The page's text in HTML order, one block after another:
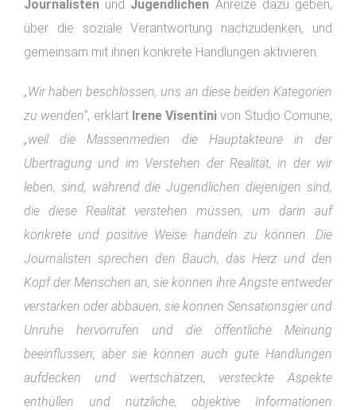
Journalisten und Jugendlichen Anreize dazu geben,
über die soziale Verantwortung nachzudenken, und
gemeinsam mit ihnen konkrete Handlungen aktivieren.
„Wir haben beschlossen, uns an diese beiden Kategorien
zu wenden“, erklärt Irene Visentini von Studio Comune,
„weil die Massenmedien die Hauptakteure in der
Übertragung und im Verstehen der Realität, in der wir
leben, sind, während die Jugendlichen diejenigen sind,
die diese Realität verstehen müssen, um darin auf
konkrete und positive Weise handeln zu können. Die
Journalisten sprechen den Bauch, das Herz und den
Kopf der Menschen an, sie können ihre Ängste entweder
verstärken oder abbauen, sie können Sensationsgier und
Unruhe hervorrufen und die öffentliche Meinung
beeinflussen; aber sie können auch gute Handlungen
aufdecken und wertschätzen, versteckte Aspekte
enthüllen und nützliche, objektive Informationen